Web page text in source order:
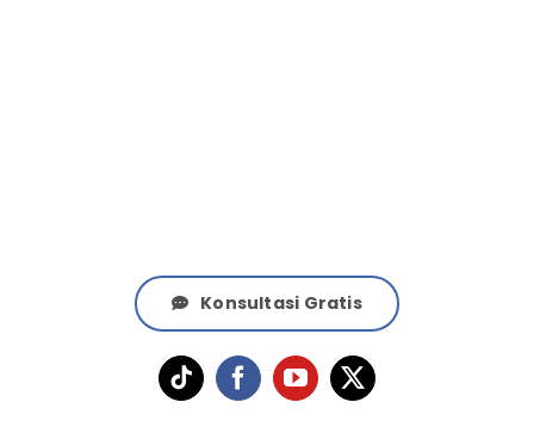
Konsultasi Gratis